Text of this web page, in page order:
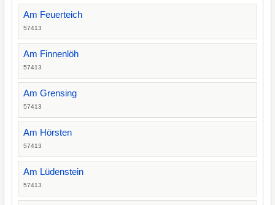
Am Feuerteich
57413
Am Finnenlöh
57413
Am Grensing
57413
Am Hörsten
57413
Am Lüdenstein
57413